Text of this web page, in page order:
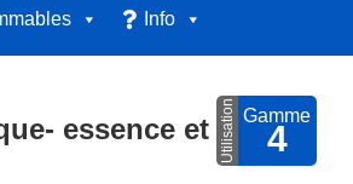
Info
essence et diesel
Utilisation Gamme
4